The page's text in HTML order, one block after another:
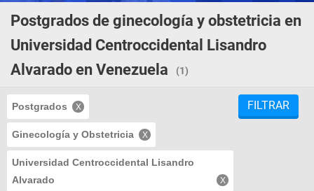
Postgrados de ginecología y obstetricia en
Universidad Centroccidental Lisandro
Alvarado en Venezuela
(1)
Postgrados
Ginecología y Obstetricia
Universidad Centroccidental Lisandro
Alvarado
FILTRAR